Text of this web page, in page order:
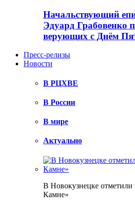
Начальствующий
Эдуард Грабовенко
верующих с Днём
Пресс-релизы
Новости
В РЦХВЕ
В России
В мире
Актуально
В Новокузнецке отметили
Камне»